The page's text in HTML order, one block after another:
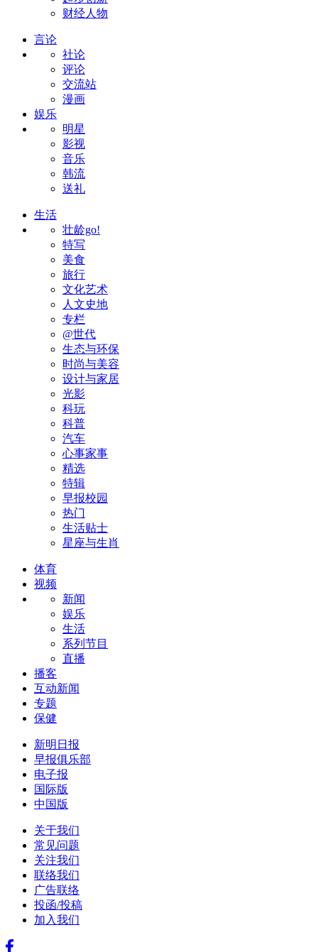
财经人物
言论
社论
评论
交流站
漫画
娱乐
明星
影视
音乐
韩流
送礼
生活
壮龄go!
特写
美食
旅行
文化艺术
人文史地
专栏
@世代
生态与环保
时尚与美容
设计与家居
光影
科玩
科普
汽车
心事家事
精选
特辑
早报校园
热门
生活贴士
星座与生肖
体育
视频
新闻
娱乐
生活
系列节目
直播
播客
互动新闻
专题
保健
新明日报
早报俱乐部
电子报
国际版
中国版
关于我们
常见问题
关注我们
联络我们
广告联络
投函/投稿
加入我们